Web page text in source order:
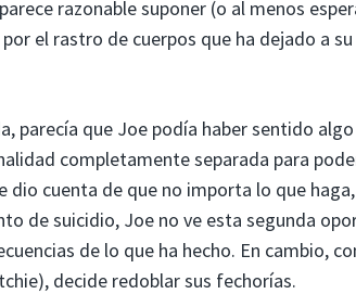
razonable suponer (o al menos
el rastro de cuerpos que ha dejado a
parecía que Joe podía haber sentido
completamente separada para
cuenta de que no importa lo que
de suicidio, Joe no ve esta segunda
de lo que ha hecho. En cambio,
decide redoblar sus fechorías.